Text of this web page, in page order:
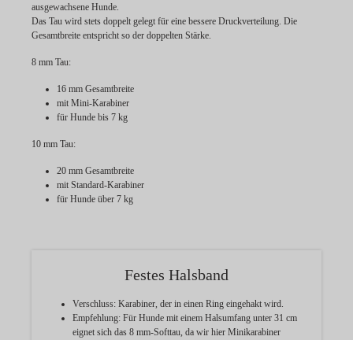
ausgewachsene Hunde.
Das Tau wird stets doppelt gelegt für eine bessere Druckverteilung. Die
Gesamtbreite entspricht so der doppelten Stärke.
8 mm Tau:
16 mm Gesamtbreite
mit Mini-Karabiner
für Hunde bis 7 kg
10 mm Tau:
20 mm Gesamtbreite
mit Standard-Karabiner
für Hunde über 7 kg
Festes Halsband
Verschluss: Karabiner, der in einen Ring eingehakt wird.
Empfehlung: Für Hunde mit einem Halsumfang unter 31 cm
eignet sich das 8 mm-Softtau, da wir hier Minikarabiner